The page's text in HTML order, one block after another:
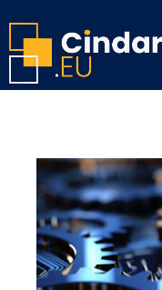
Page d'accueil